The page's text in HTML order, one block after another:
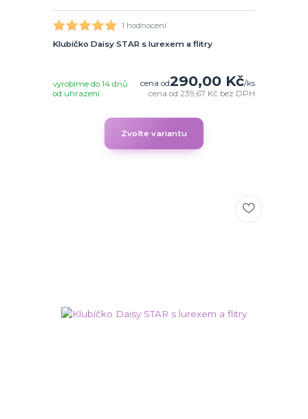
1 hodnocení
Klubíčko Daisy STAR s lurexem a flitry
cena od290,00 Kč/ks
cena od239,67 Kč bez DPH
vyrobíme do 14 dnů
od uhrazení
Zvolte variantu